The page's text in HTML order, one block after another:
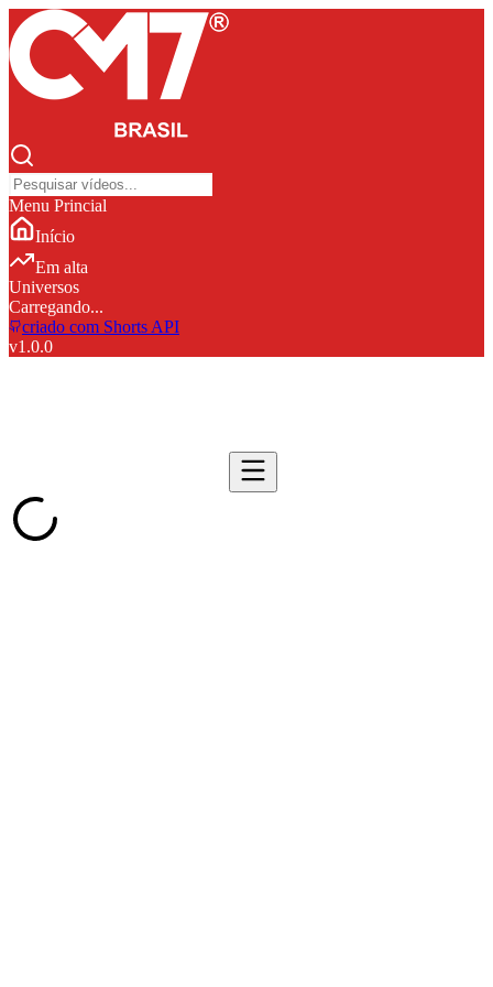
Menu Princial
Início
Em alta
Universos
Carregando...
criado com Shorts API
v1.0.0